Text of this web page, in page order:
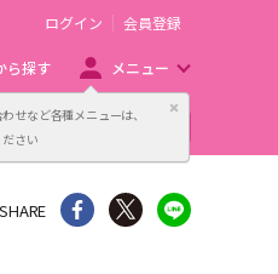
せなど各種メニューは、
さい
閉じる
ログイン 会員登録
ら探す メニュー
主催者向け販売サービス
SHARE シェア Twitter